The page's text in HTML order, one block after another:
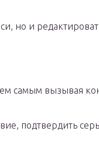
но и
самым вызывая
подтвердить